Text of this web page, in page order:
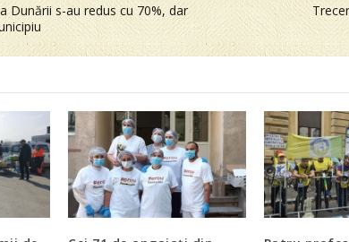
Dunării s-au redus cu 70%, dar